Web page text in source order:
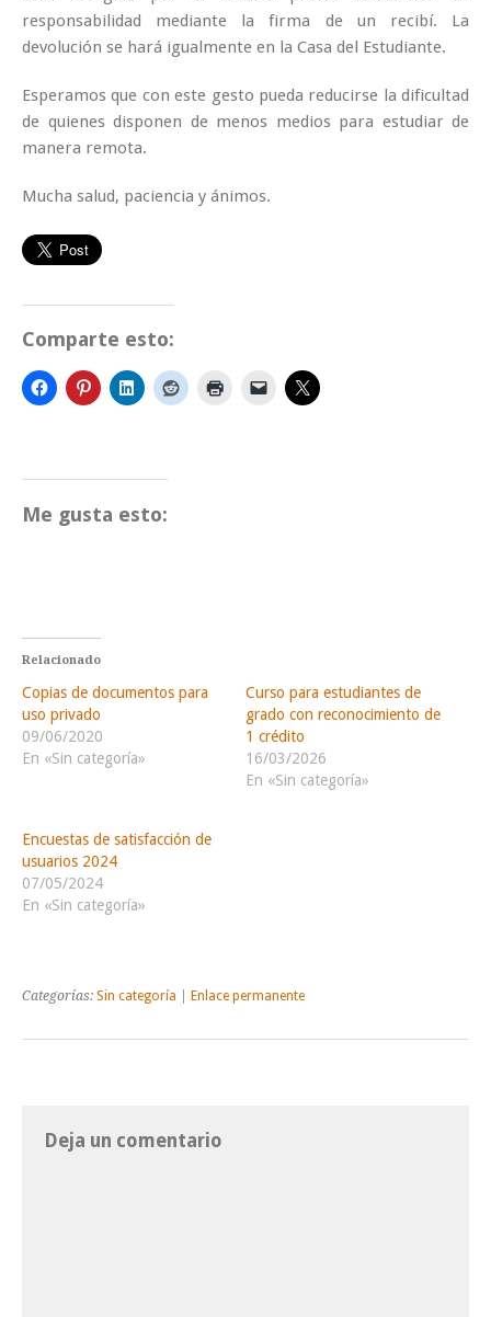
responsabilidad mediante la firma de un recibí. La
devolución se hará igualmente en la Casa del Estudiante.
Esperamos que con este gesto pueda reducirse la dificultad
de quienes disponen de menos medios para estudiar de
manera remota.
Mucha salud, paciencia y ánimos.
Comparte esto:
Me gusta esto:
Relacionado
Copias de documentos para
uso privado
09/06/2020
En «Sin categoría»
Curso para estudiantes de
grado con reconocimiento de
1 crédito
16/03/2026
En «Sin categoría»
Encuestas de satisfacción de
usuarios 2024
07/05/2024
En «Sin categoría»
Categorías: Sin categoría Enlace permanente
Deja un comentario